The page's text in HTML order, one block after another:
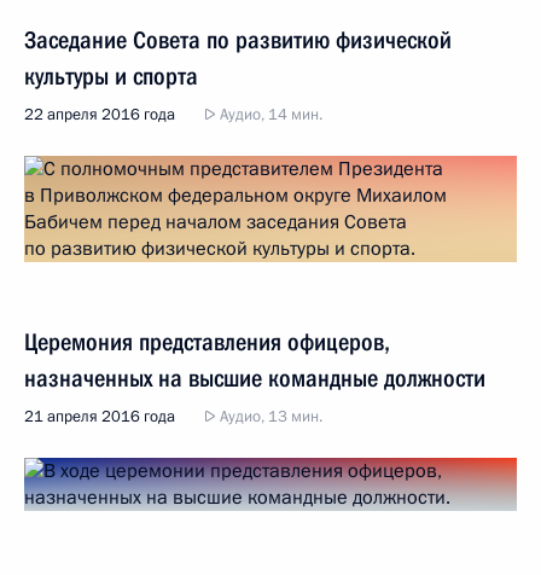
Заседание Совета по развитию физической
культуры и спорта
22 апреля 2016 года Аудио, 14 мин.
Церемония представления офицеров,
назначенных на высшие командные должности
21 апреля 2016 года Аудио, 13 мин.